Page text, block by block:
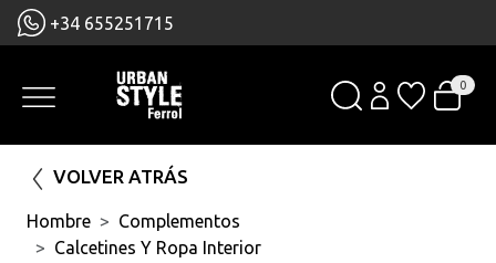
+34 655251715
0
VOLVER ATRÁS
Hombre
Complementos
Calcetines Y Ropa Interior